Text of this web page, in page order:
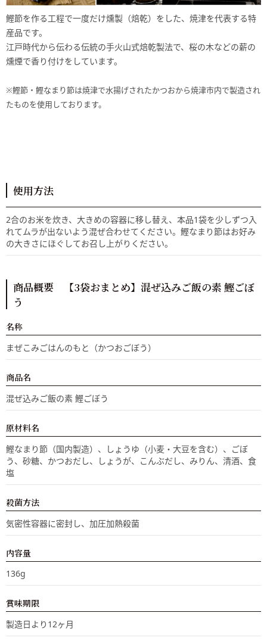
鰹節を作る工程で一度だけ燻製（焙乾）をした、焼津を代表する特
産品です。
江戸時代から伝わる伝統の手火山式焙乾製法で、桜の木などの薪の
燻煙で香り付けをしています。
※鰹節・鰹なまり節は焼津で水揚げされたかつおから焼津市内で製造され
たものを使用しております。
使用方法
2合のお米を炊き、大きめの容器に移し替え、本品1袋を少しずつ入
れてムラが出ないよう混ぜ合わせてください。鰹なまり節はお好み
の大きさにほぐしてお召し上がりください。
商品概要 【3袋おまとめ】混ぜ込みご飯の素 鰹ごぼ
う
名称
まぜこみごはんのもと（かつおごぼう）
商品名
混ぜ込みご飯の素 鰹ごぼう
原材料名
鰹なまり節（国内製造）、しょうゆ（小麦・大豆を含む）、ごぼ
う、砂糖、かつおだし、しょうが、こんぶだし、みりん、清酒、食
塩
殺菌方法
気密性容器に密封し、加圧加熱殺菌
内容量
136g
賞味期限
製造日より12ヶ月